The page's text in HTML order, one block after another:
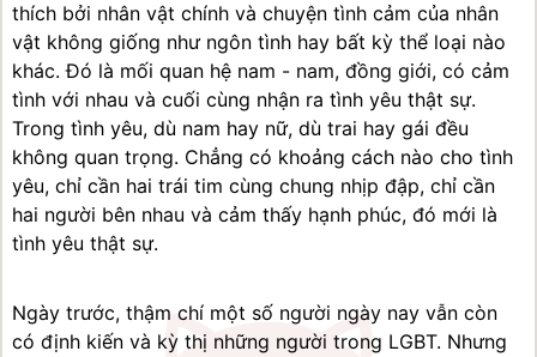
thích bởi nhân vật chính và chuyện tình cảm của nhân
vật không giống như ngôn tình hay bất kỳ thể loại nào
khác. Đó là mối quan hệ nam - nam, đồng giới, có cảm
tình với nhau và cuối cùng nhận ra tình yêu thật sự.
Trong tình yêu, dù nam hay nữ, dù trai hay gái đều
không quan trọng. Chẳng có khoảng cách nào cho tình
yêu, chỉ cần hai trái tim cùng chung nhịp đập, chỉ cần
hai người bên nhau và cảm thấy hạnh phúc, đó mới là
tình yêu thật sự.
Ngày trước, thậm chí một số người ngày nay vẫn còn
có định kiến và kỳ thị những người trong LGBT. Nhưng